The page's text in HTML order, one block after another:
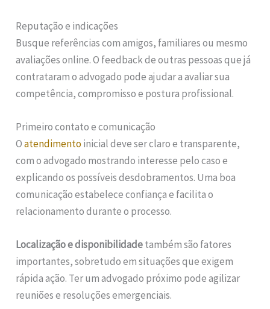
Reputação e indicações
Busque referências com amigos, familiares ou mesmo
avaliações online. O feedback de outras pessoas que já
contrataram o advogado pode ajudar a avaliar sua
competência, compromisso e postura profissional.
Primeiro contato e comunicação
Oatendimentoinicial deve ser claro e transparente,
com o advogado mostrando interesse pelo caso e
explicando os possíveis desdobramentos. Uma boa
comunicação estabelece confiança e facilita o
relacionamento durante o processo.
Localização e disponibilidadetambém são fatores
importantes, sobretudo em situações que exigem
rápida ação. Ter um advogado próximo pode agilizar
reuniões e resoluções emergenciais.